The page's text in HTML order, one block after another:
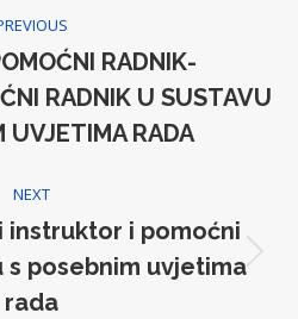
Previous
post:
RADNIK-
RADNIK U SUSTAVU
UVJETIMA RADA
NEXT
Next
post:
instruktor i pomoćni
s posebnim uvjetima
rada